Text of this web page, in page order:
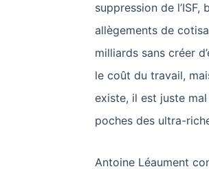
suppression de l’ISF,
allègements de
milliards sans créer
le coût du travail,
existe, il est juste
poches des ultra-
Antoine Léaument